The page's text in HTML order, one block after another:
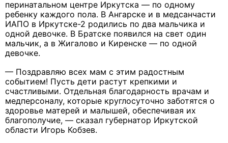
перинатальном центре Иркутска — по одному
ребенку каждого пола. В Ангарске и в медсанчасти
ИАПО в Иркутске-2 родились по два мальчика и
одной девочке. В Братске появился на свет один
мальчик, а в Жигалово и Киренске — по одной
девочке.
— Поздравляю всех мам с этим радостным
событием! Пусть дети растут крепкими и
счастливыми. Отдельная благодарность врачам и
медперсоналу, которые круглосуточно заботятся о
здоровье матерей и малышей, обеспечивая их
благополучие, — сказал губернатор Иркутской
области Игорь Кобзев.